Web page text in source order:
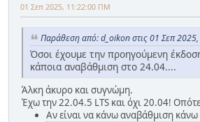
01 Σεπ 2025, 11:22:00 ΠΜ
Παράθεση από: d_oikon στις 01 Σεπ
Όσοι έχουμε την προηγούμενη
κάποια αναβάθμιση στο 24.04....
Άλκη άκυρο και συγνώμη.
Έχω την 22.04.5 LTS και όχι 20.04!
Αν είναι να κάνω αναβάθμιση κάνω